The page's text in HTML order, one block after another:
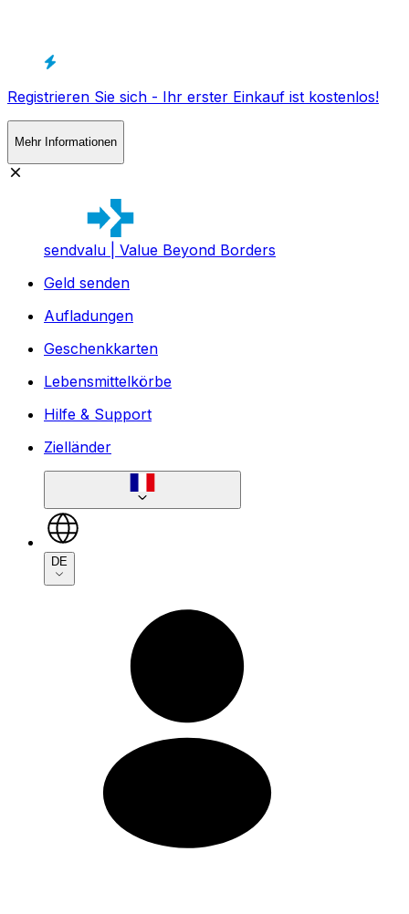
Registrieren Sie sich - Ihr erster Einkauf ist kostenlos!
Mehr Informationen
sendvalu | Value Beyond Borders
Geld senden
Aufladungen
Geschenkkarten
Lebensmittelkörbe
Hilfe & Support
Zielländer
DE